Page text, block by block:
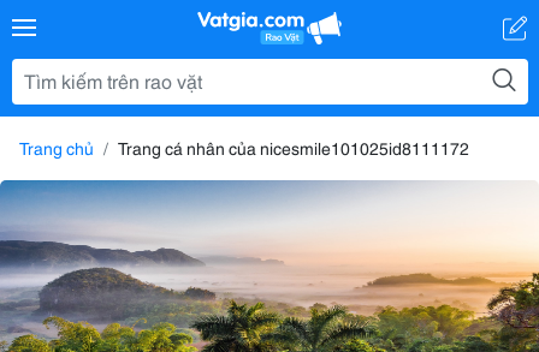
Trang chủ Trang cá nhân của nicesmile101025id8111172